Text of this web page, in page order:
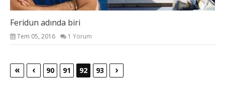
Feridun adında biri
Tem 05, 2016 1 Yorum
« ‹ 90 91 92 93 ›